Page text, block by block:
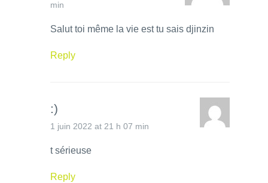
min
Salut toi même la vie est tu sais djinzin
Reply
:)
1 juin 2022 at 21 h 07 min
t sérieuse
Reply